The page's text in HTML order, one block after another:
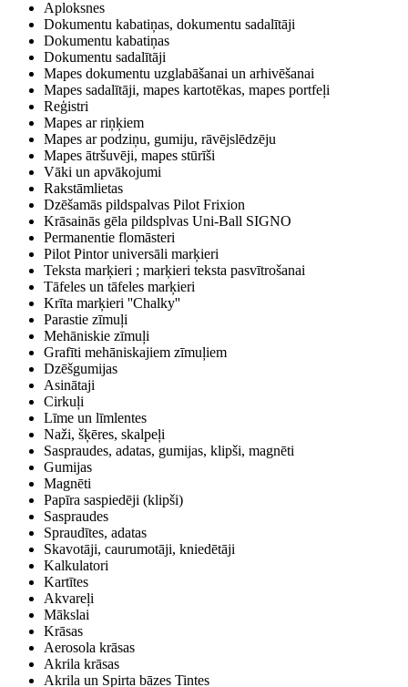
Aploksnes
Dokumentu kabatiņas, dokumentu sadalītāji
Dokumentu kabatiņas
Dokumentu sadalītāji
Mapes dokumentu uzglabāšanai un arhivēšanai
Mapes sadalītāji, mapes kartotēkas, mapes portfeļi
Reģistri
Mapes ar riņķiem
Mapes ar podziņu, gumiju, rāvējslēdzēju
Mapes ātršuvēji, mapes stūrīši
Vāki un apvākojumi
Rakstāmlietas
Dzēšamās pildspalvas Pilot Frixion
Krāsainās gēla pildsplvas Uni-Ball SIGNO
Permanentie flomāsteri
Pilot Pintor universāli marķieri
Teksta marķieri ; marķieri teksta pasvītrošanai
Tāfeles un tāfeles marķieri
Krīta marķieri ''Chalky''
Parastie zīmuļi
Mehāniskie zīmuļi
Grafīti mehāniskajiem zīmuļiem
Dzēšgumijas
Asinātaji
Cirkuļi
Līme un līmlentes
Naži, šķēres, skalpeļi
Saspraudes, adatas, gumijas, klipši, magnēti
Gumijas
Magnēti
Papīra saspiedēji (klipši)
Saspraudes
Spraudītes, adatas
Skavotāji, caurumotāji, kniedētāji
Kalkulatori
Kartītes
Akvareļi
Mākslai
Krāsas
Aerosola krāsas
Akrila krāsas
Akrila un Spirta bāzes Tintes